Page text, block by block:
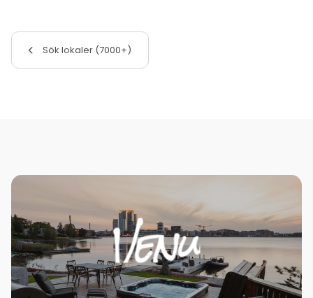
Sök lokaler (7000+)